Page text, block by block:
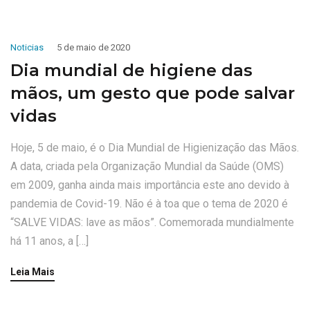
Noticias 5 de maio de 2020
Dia mundial de higiene das
mãos, um gesto que pode salvar
vidas
Hoje, 5 de maio, é o Dia Mundial de Higienização das Mãos.
A data, criada pela Organização Mundial da Saúde (OMS)
em 2009, ganha ainda mais importância este ano devido à
pandemia de Covid-19. Não é à toa que o tema de 2020 é
“SALVE VIDAS: lave as mãos”. Comemorada mundialmente
há 11 anos, a […]
Leia Mais